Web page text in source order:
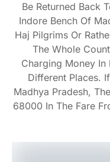
Be Returned Back
Indore Bench Of
Haj Pilgrims Or
The Whole
Charging Money In
Different Places.
Madhya Pradesh,
68000 In The Fare